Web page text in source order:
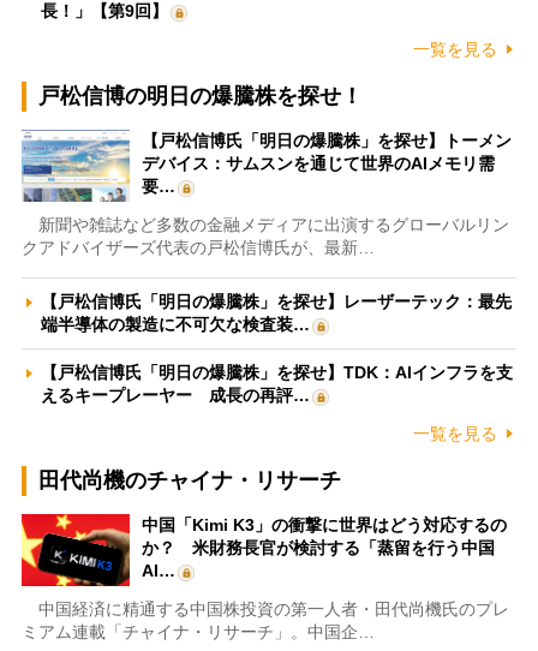
長！」【第9回】
一覧を見る
戸松信博の明日の爆騰株を探せ！
【戸松信博氏「明日の爆騰株」を探せ】トーメン
デバイス：サムスンを通じて世界のAIメモリ需
要…
新聞や雑誌など多数の金融メディアに出演するグローバルリン
クアドバイザーズ代表の戸松信博氏が、最新…
【戸松信博氏「明日の爆騰株」を探せ】レーザーテック：最先
端半導体の製造に不可欠な検査装…
【戸松信博氏「明日の爆騰株」を探せ】TDK：AIインフラを支
えるキープレーヤー 成長の再評…
一覧を見る
田代尚機のチャイナ・リサーチ
中国「Kimi K3」の衝撃に世界はどう対応するの
か？ 米財務長官が検討する「蒸留を行う中国
AI…
中国経済に精通する中国株投資の第一人者・田代尚機氏のプレ
ミアム連載「チャイナ・リサーチ」。中国企…